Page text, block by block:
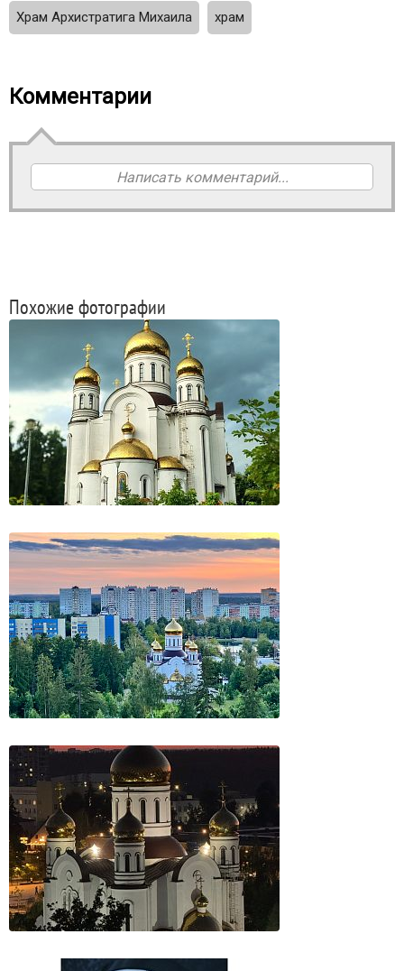
Храм Архистратига Михаила храм
Комментарии
Написать комментарий...
Похожие фотографии